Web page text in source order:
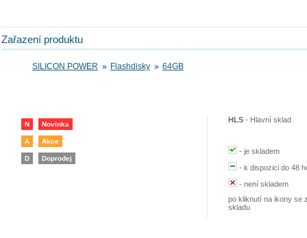
Zařazení produktu
SILICON POWER Flashdisky 64GB
N Novinka
A Akce
D Doprodej
HLS - Hlavní sklad
-je skladem
-k dispozici do 48
-není skladem
po kliknutí na ikony se
skladu